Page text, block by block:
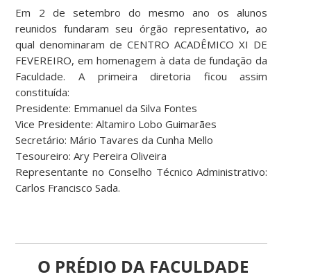
Em 2 de setembro do mesmo ano os alunos
reunidos fundaram seu órgão representativo, ao
qual denominaram de CENTRO ACADÊMICO XI DE
FEVEREIRO, em homenagem à data de fundação da
Faculdade. A primeira diretoria ficou assim
constituída:
Presidente: Emmanuel da Silva Fontes
Vice Presidente: Altamiro Lobo Guimarães
Secretário: Mário Tavares da Cunha Mello
Tesoureiro: Ary Pereira Oliveira
Representante no Conselho Técnico Administrativo:
Carlos Francisco Sada.
O PRÉDIO DA FACULDADE